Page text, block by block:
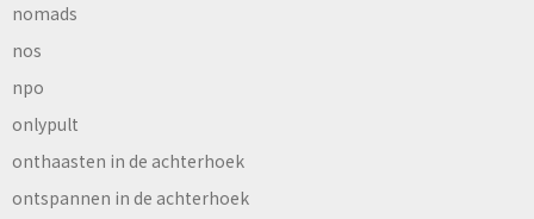
nomads
nos
npo
onlypult
onthaasten in de achterhoek
ontspannen in de achterhoek